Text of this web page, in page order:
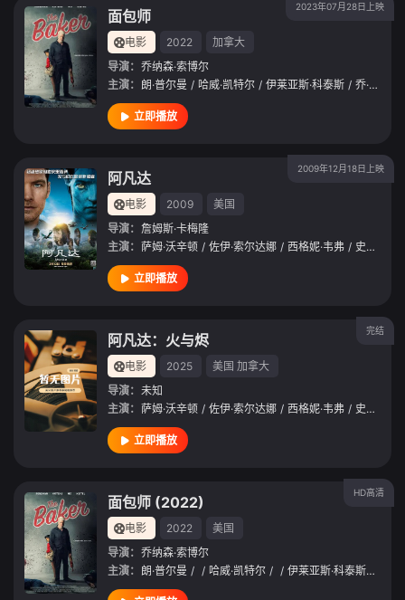
2023年07月28日上映
面包师
电影 2022
加拿大
导演： 乔纳森·索博尔
主演： 朗·普尔曼 / 哈威·凯特尔 / 伊莱亚斯·科泰斯 / 乔·大卫·摩尔
立即播放
2009年12月18日上映
阿凡达
电影 2009
美国
导演： 詹姆斯·卡梅隆
主演： 萨姆·沃辛顿 / 佐伊·索尔达娜 / 西格妮·韦弗 / 史蒂芬·朗
立即播放
完结
阿凡达：火与烬
电影 2025 美国 加拿大
导演： 未知
主演： 萨姆·沃辛顿 / 佐伊·索尔达娜 / 西格妮·韦弗 / 史蒂芬·朗
立即播放
HD高清
面包师 (2022)
电影 2022
美国
导演： 乔纳森·索博尔
主演： 朗·普尔曼 / / 哈威·凯特尔 / / 伊莱亚斯·科泰斯 /